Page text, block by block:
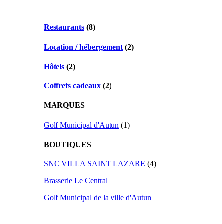
Restaurants (8)
Location / hébergement (2)
Hôtels (2)
Coffrets cadeaux (2)
MARQUES
Golf Municipal d'Autun (1)
BOUTIQUES
SNC VILLA SAINT LAZARE (4)
Brasserie Le Central
Golf Municipal de la ville d'Autun